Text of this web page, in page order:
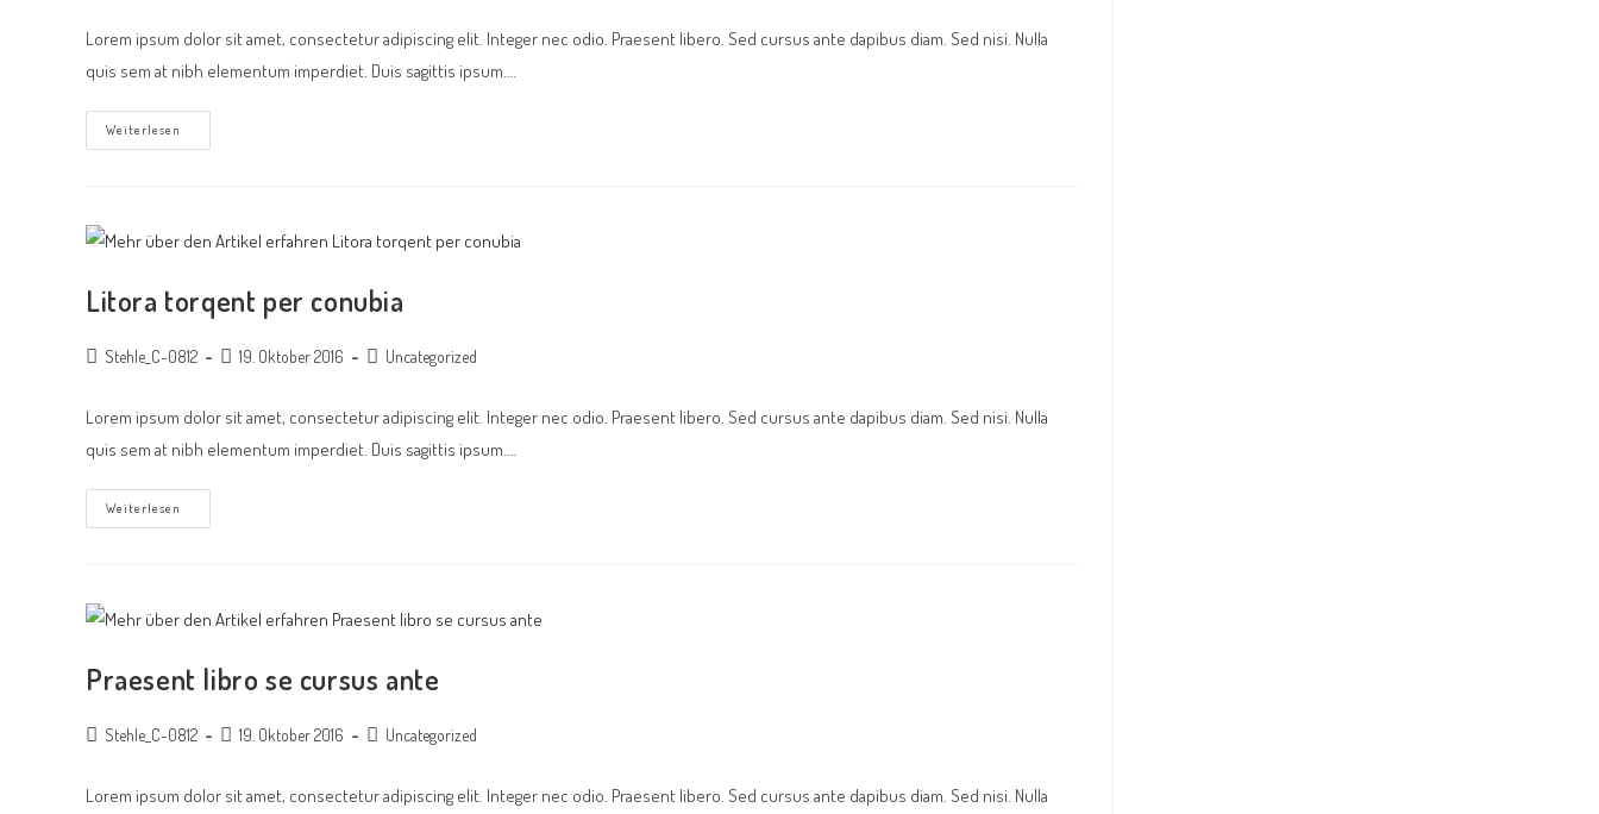
Lorem ipsum dolor sit amet, consectetur adipiscing elit. Integer nec odio. Praesent libero. Sed cursus ante dapibus diam. Sed nisi. Nulla
quis sem at nibh elementum imperdiet. Duis sagittis ipsum.…
Weiterlesen
Litora torqent per conubia
Stehle_C-0812 19. Oktober 2016 Uncategorized
Lorem ipsum dolor sit amet, consectetur adipiscing elit. Integer nec odio. Praesent libero. Sed cursus ante dapibus diam. Sed nisi. Nulla
quis sem at nibh elementum imperdiet. Duis sagittis ipsum.…
Weiterlesen
Praesent libro se cursus ante
Stehle_C-0812 19. Oktober 2016 Uncategorized
Lorem ipsum dolor sit amet, consectetur adipiscing elit. Integer nec odio. Praesent libero. Sed cursus ante dapibus diam. Sed nisi. Nulla